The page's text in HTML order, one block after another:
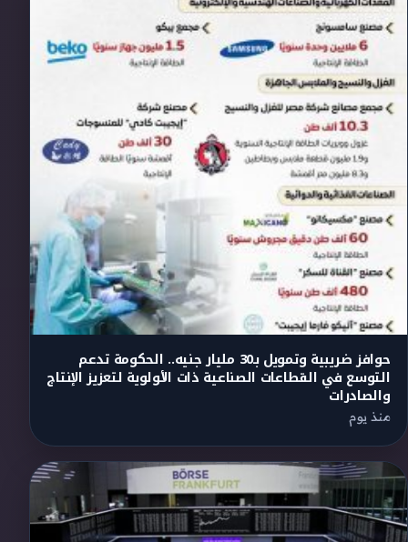
حوافز ضريبية وتمويل بـ30 مليار جنيه.. الحكومة تدعم
التوسع في القطاعات الصناعية ذات الأولوية لتعزيز الإنتاج
والصادرات
منذ يوم